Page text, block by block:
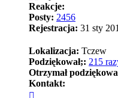
Reakcje:
Posty: 2456
Rejestracja: 31 sty
Lokalizacja: Tczew
Podziękował;: 215
Otrzymał
Kontakt: